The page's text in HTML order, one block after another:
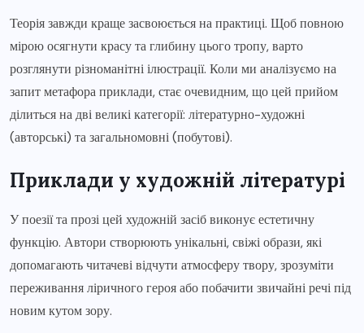
Теорія завжди краще засвоюється на практиці. Щоб повною
мірою осягнути красу та глибину цього тропу, варто
розглянути різноманітні ілюстрації. Коли ми аналізуємо на
запит метафора приклади, стає очевидним, що цей прийом
ділиться на дві великі категорії: літературно-художні
(авторські) та загальномовні (побутові).
Приклади у художній літературі
У поезії та прозі цей художній засіб виконує естетичну
функцію. Автори створюють унікальні, свіжі образи, які
допомагають читачеві відчути атмосферу твору, зрозуміти
переживання ліричного героя або побачити звичайні речі під
новим кутом зору.